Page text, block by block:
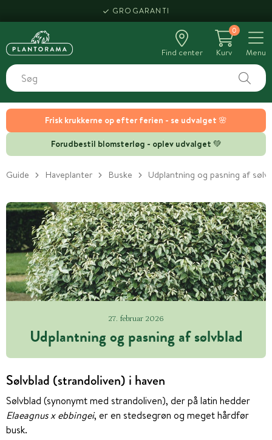
Frisk krukkerne op efter ferien - se udvalget 🌸
Forudbestil blomsterløg - oplev udvalget 💚
GROGARANTI
Find center
0
Kurv
Menu
Guide Haveplanter Buske Udplantning og pasning af
27. februar 2026
Udplantning og pasning af sølvblad
Sølvblad (strandoliven) i haven
Sølvblad (synonymt med strandoliven), der på latin hedder
Elaeagnus x ebbingei, er en stedsegrøn og meget hårdfør
busk.